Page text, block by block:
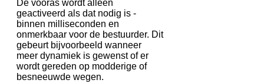
De vooras wordt alleen
geactiveerd als dat nodig is -
binnen milliseconden en
onmerkbaar voor de bestuurder. Dit
gebeurt bijvoorbeeld wanneer
meer dynamiek is gewenst of er
wordt gereden op modderige of
besneeuwde wegen.